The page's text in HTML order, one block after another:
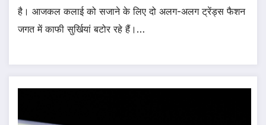
है। आजकल कलाई को सजाने के लिए दो अलग-अलग ट्रेंड्स फैशन
जगत में काफी सुर्खियां बटोर रहे हैं।…